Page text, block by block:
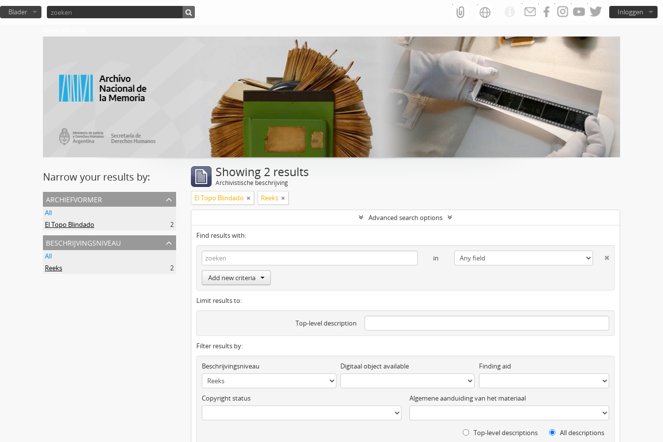
Inloggen
Blader
Narrow your results by:
archiefvormer
All
El Topo Blindado
2
beschrijvingsniveau
All
Reeks
2
Showing 2 results
Archivistische beschrijving
El Topo Blindado Reeks
Advanced search options
Find results with:
in
Add new criteria
Limit results to:
Top-level description
Filter results by:
Beschrijvingsniveau Digitaal object available Finding aid
Copyright status Algemene aanduiding van het materiaal
Top-level descriptions All descriptions